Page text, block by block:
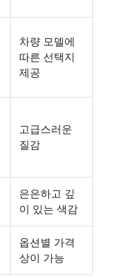
차량 모델에
따른 선택지
제공
고급스러운
질감
은은하고 깊
이 있는 색감
옵션별 가격
상이 가능